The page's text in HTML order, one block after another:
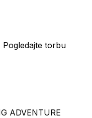
torbu
ADVENTURE